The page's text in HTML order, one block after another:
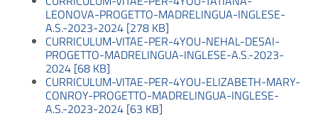
LEONOVA-PROGETTO-MADRELINGUA-INGLESE-
A.S.-2023-2024 [278 KB]
CURRICULUM-VITAE-PER-4YOU-NEHAL-DESAI-
PROGETTO-MADRELINGUA-INGLESE-A.S.-2023-
2024 [68 KB]
CURRICULUM-VITAE-PER-4YOU-ELIZABETH-MARY-
CONROY-PROGETTO-MADRELINGUA-INGLESE-
A.S.-2023-2024 [63 KB]